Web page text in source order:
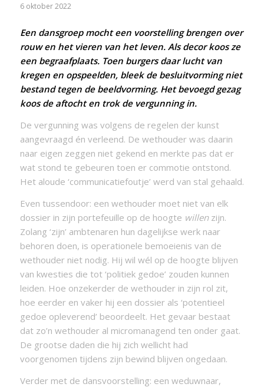
6 oktober 2022
Een dansgroep mocht een voorstelling brengen over
rouw en het vieren van het leven. Als decor koos ze
een begraafplaats. Toen burgers daar lucht van
kregen en opspeelden, bleek de besluitvorming niet
bestand tegen de beeldvorming. Het bevoegd gezag
koos de aftocht en trok de vergunning in.
De vergunning was volgens de regelen der kunst
aangevraagd én verleend. De wethouder was daarin
naar eigen zeggen niet gekend en merkte pas dat er
wat stond te gebeuren toen er commotie ontstond.
Het aloude ‘communicatiefoutje’ werd van stal gehaald.
Even tussendoor: een wethouder moet niet van elk
dossier in zijn portefeuille op de hoogte willenzijn.
Zolang ‘zijn’ ambtenaren hun dagelijkse werk naar
behoren doen, is operationele bemoeienis van de
wethouder niet nodig. Hij wil wél op de hoogte blijven
van kwesties die tot ‘politiek gedoe’ zouden kunnen
leiden. Hoe onzekerder de wethouder in zijn rol zit,
hoe eerder en vaker hij een dossier als ‘potentieel
gedoe opleverend’ beoordeelt. Het gevaar bestaat
dat zo’n wethouder al micromanagend ten onder gaat.
De grootse daden die hij zich wellicht had
voorgenomen tijdens zijn bewind blijven ongedaan.
Verder met de dansvoorstelling: een weduwnaar,